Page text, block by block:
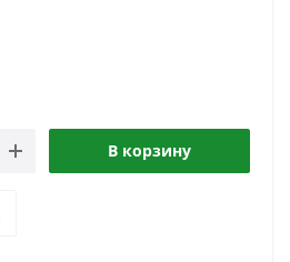
В корзину